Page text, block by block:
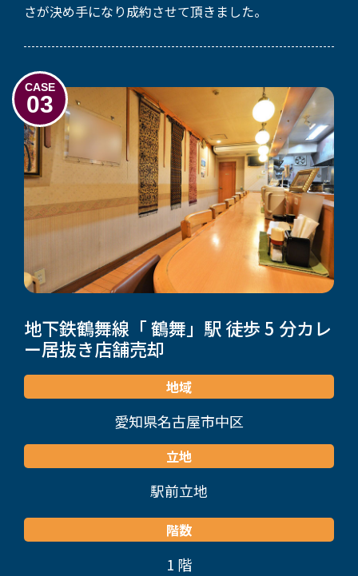
さが決め手になり成約させて頂きました。
CASE
03
地下鉄鶴舞線「 鶴舞」駅 徒歩 5 分カレ
ー居抜き店舗売却
地域
愛知県名古屋市中区
立地
駅前立地
階数
1 階